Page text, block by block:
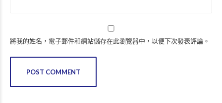
將我的姓名，電子郵件和網站儲存在此瀏覽器中，以便下次發表評論。
POST COMMENT